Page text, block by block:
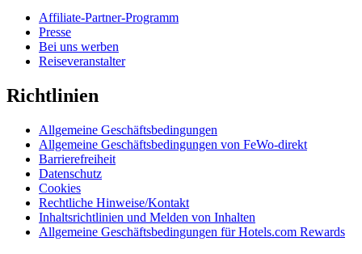
Affiliate-Partner-Programm
Presse
Bei uns werben
Reiseveranstalter
Richtlinien
Allgemeine Geschäftsbedingungen
Allgemeine Geschäftsbedingungen von FeWo-direkt
Barrierefreiheit
Datenschutz
Cookies
Rechtliche Hinweise/Kontakt
Inhaltsrichtlinien und Melden von Inhalten
Allgemeine Geschäftsbedingungen für Hotels.com Rewards